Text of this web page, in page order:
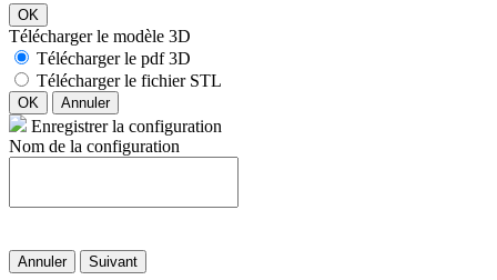
OK
Télécharger le modèle 3D
Télécharger le pdf 3D
Télécharger le fichier STL
OK Annuler
Enregistrer la configuration
Nom de la configuration
Annuler Suivant